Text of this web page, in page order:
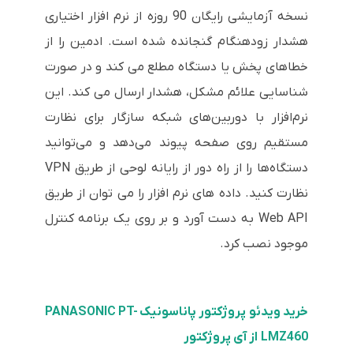
نسخه آزمایشی رایگان 90 روزه از نرم افزار اختیاری
هشدار زودهنگام گنجانده شده است. ادمین را از
خطاهای پخش یا دستگاه مطلع می کند و در صورت
شناسایی علائم مشکل، هشدار ارسال می کند. این
نرم‌افزار با دوربین‌های شبکه سازگار برای نظارت
مستقیم روی صفحه پیوند می‌دهد و می‌توانید
دستگاه‌ها را از راه دور از رایانه لوحی از طریق VPN
نظارت کنید. داده های نرم افزار را می توان از طریق
Web API به دست آورد و بر روی یک برنامه کنترل
موجود نصب کرد.
خرید ویدئو پروژکتور پاناسونیک PANASONIC PT-
LMZ460 از آی پروژکتور